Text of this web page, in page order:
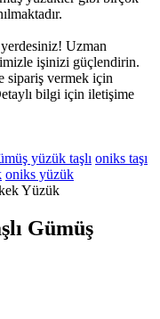
Uzman
işinizi güçlendirin.
sipariş vermek için
bilgi için iletişime
yüzük taşlı oniks taşı
oniks yüzük
Gümüş